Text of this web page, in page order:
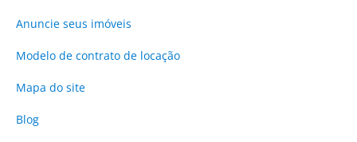
Anuncie seus imóveis
Modelo de contrato de locação
Mapa do site
Blog